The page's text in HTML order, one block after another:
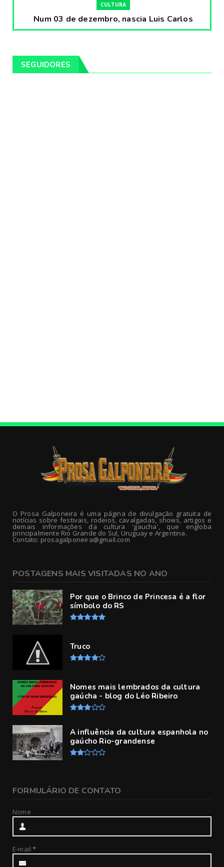
CULTURA
Num 03 de dezembro, nascia Luis Carlos
Prestes, o Cavaleiro ...
Pintores da Temática Gauchesca - parte
SEGUIDORES
O Prosa Galponeira é uma página de divulgação gratuita de
notícias sobre festivais, rodeios, cavalgadas, shows, artigos e
demais informações da cultura 'gaucha', que engloba
principalmente Rio Grande do Sul, Uruguay e Argentina.
Contato: prosagalponeira@gmail.com
POSTAGENS MAIS VISITADAS NO ANO
Por que o Brinco de Princesa é a flor
símbolo do RS
Truco
Nomes mais lembrados da cultura
gaúcha - blog do Léo Ribeiro
A influência da cultura espanhola no
gaúcho Rio-grandense
FORMULÁRIO DE CONTATO
Nome
E-mail*